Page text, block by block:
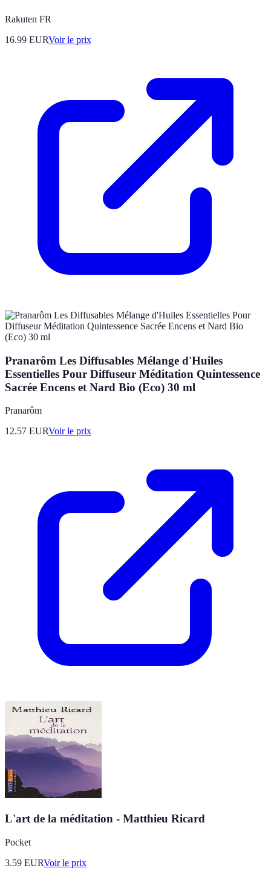
Rakuten FR
16.99 EURVoir le prix
Pranarôm Les Diffusables Mélange d'Huiles
Essentielles Pour Diffuseur Méditation Quintessence
Sacrée Encens et Nard Bio (Eco) 30 ml
Pranarôm
12.57 EURVoir le prix
L'art de la méditation - Matthieu Ricard
Pocket
3.59 EURVoir le prix